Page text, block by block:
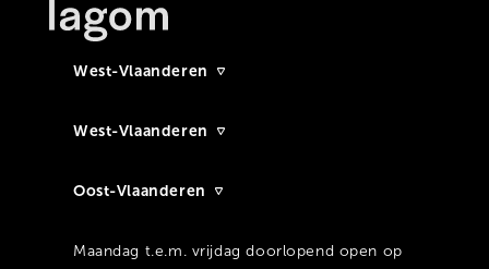
West-Vlaanderen
West-Vlaanderen
Oost-Vlaanderen
Maandag t.e.m. vrijdag doorlopend open op